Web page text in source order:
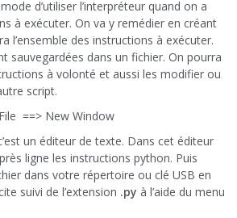
d’utiliser l’interpréteur quand on a
à exécuter. On va y remédier en créant
l’ensemble des instructions à exécuter.
sauvegardées dans un fichier. On pourra
à volonté et aussi les modifier ou
script.
==> New Window
un éditeur de texte. Dans cet éditeur
ligne les instructions python. Puis
dans votre répertoire ou clé USB en
suivi de l’extension .py à l’aide du menu